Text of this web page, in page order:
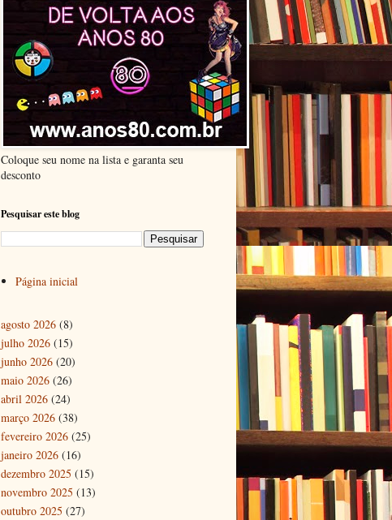
Coloque seu nome na lista e garanta seu
desconto
Pesquisar este blog
Página inicial
agosto 2026 (8)
julho 2026 (15)
junho 2026 (20)
maio 2026 (26)
abril 2026 (24)
março 2026 (38)
fevereiro 2026 (25)
janeiro 2026 (16)
dezembro 2025 (15)
novembro 2025 (13)
outubro 2025 (27)